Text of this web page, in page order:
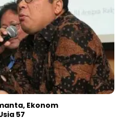
Ekonom
57